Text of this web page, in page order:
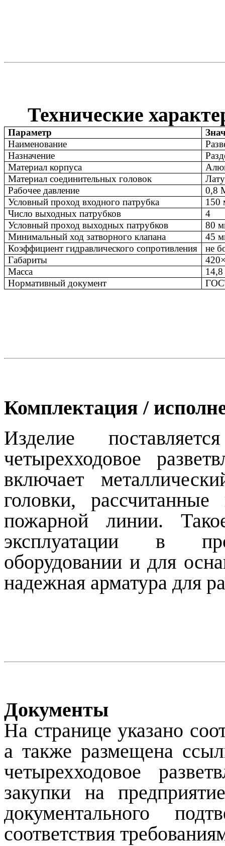
Технические
Параметр
Наименование
Назначение
Материал корпуса
Материал соединительных головок
Рабочее давление
0,8
Условный проход входного патрубка
150
Число выходных патрубков
4
Условный проход выходных патрубков
80
Минимальный ход затворного клапана
45
Коэффициент гидравлического сопротивления
не
Габариты
Масса
14,8
Нормативный документ
Комплектация /
Изделие
четырехходовое
включает
головки,
пожарной линии.
эксплуатации в
оборудовании и для
надежная арматура для
Документы
На странице указано
а также размещена
четырехходовое
закупки на
документального
соответствия